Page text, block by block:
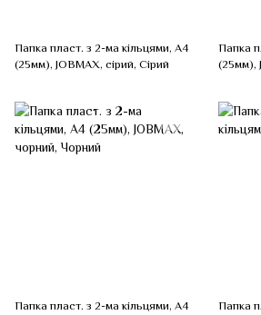
Папка пласт. з 2-ма кільцями, А4
(25мм), JOBMAX, сірий, Сірий
Папка
(25мм),
Папка пласт. з 2-ма кільцями, А4
Папка